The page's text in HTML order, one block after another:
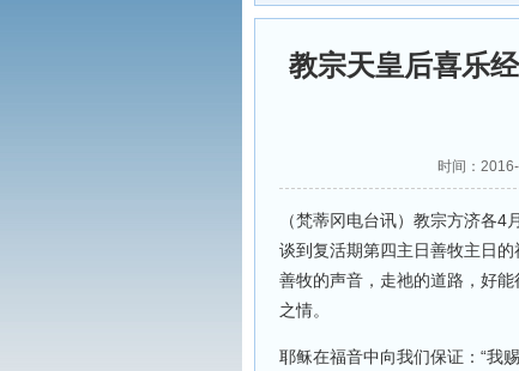
教宗天皇后喜乐
时间：
（梵蒂冈电台讯）教宗方济各
谈到复活期第四主日善牧主日
善牧的声音，走祂的道路，好
之情。
耶稣在福音中向我们保证：“我